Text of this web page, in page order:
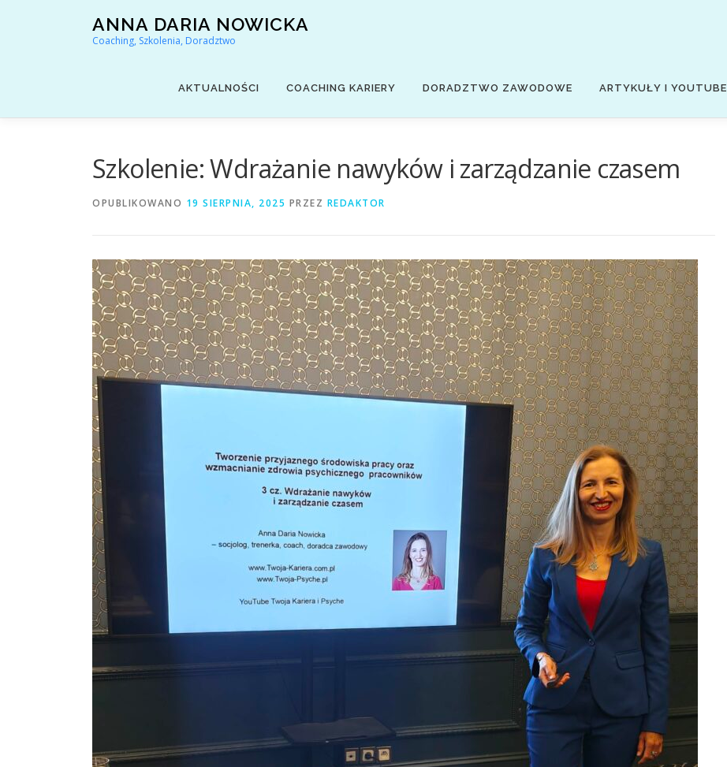
ANNA DARIA NOWICKA
Coaching, Szkolenia, Doradztwo
AKTUALNOŚCI COACHING KARIERY DORADZTWO ZAWODOWE ARTYKUŁY I YOUTUBE
Szkolenie: Wdrażanie nawyków i zarządzanie czasem
OPUBLIKOWANO 19 SIERPNIA, 2025 PRZEZ REDAKTOR